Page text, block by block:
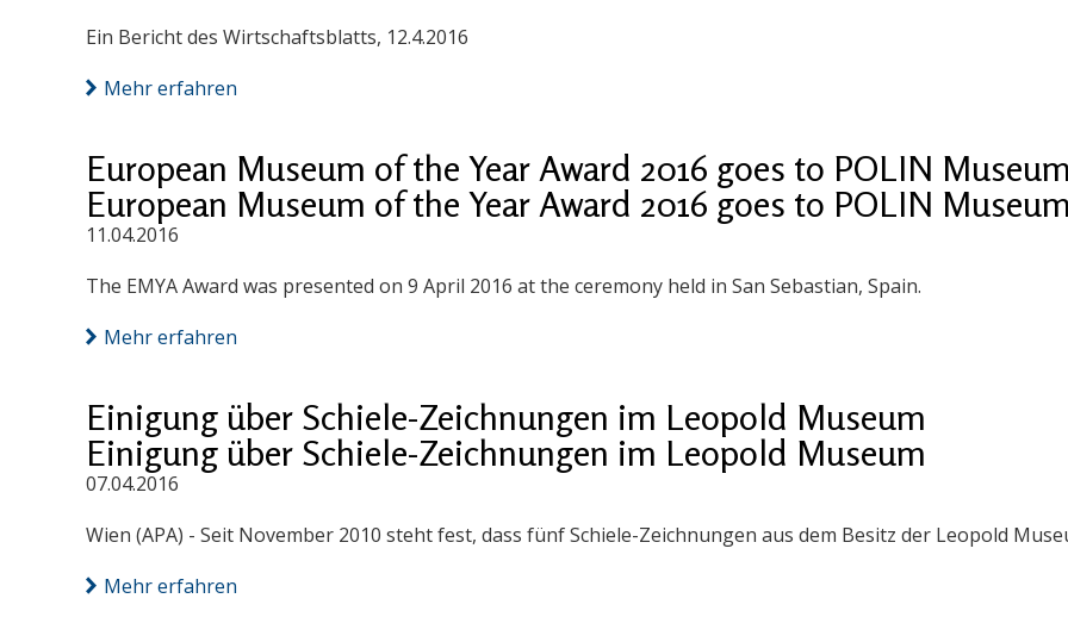
Ein Bericht des Wirtschaftsblatts, 12.4.2016
Mehr erfahren
European Museum of the Year Award 2016 goes to POLIN
European Museum of the Year Award 2016 goes to POLIN
11.04.2016
The EMYA Award was presented on 9 April 2016 at the ceremony held in San Sebastian, Spain.
Mehr erfahren
Einigung über Schiele-Zeichnungen im Leopold Museum
Einigung über Schiele-Zeichnungen im Leopold Museum
07.04.2016
Wien (APA) - Seit November 2010 steht fest, dass fünf Schiele-Zeichnungen aus dem Besitz der Leopold
Mehr erfahren